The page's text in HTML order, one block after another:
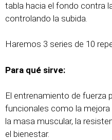
tabla hacia el fondo contra
controlando la subida.
Haremos 3 series de 10
Para qué sirve:
El entrenamiento de fuerza
funcionales como la mejora
la masa muscular, la
el bienestar.